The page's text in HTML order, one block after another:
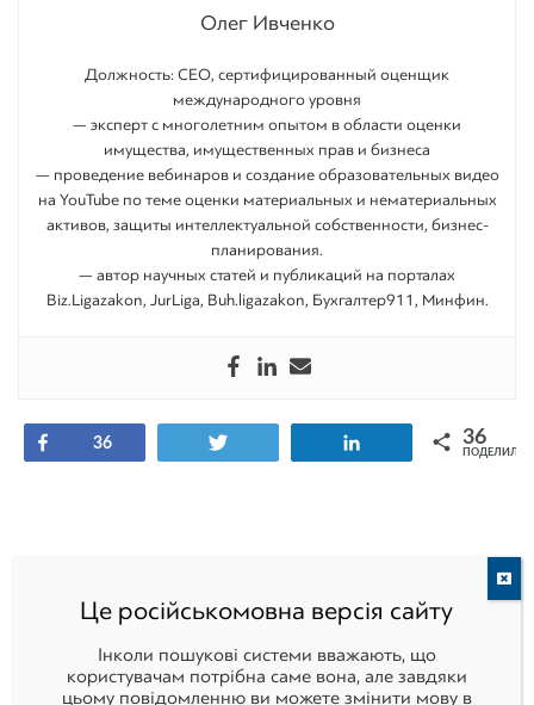
Олег Ивченко
Должность: СEO, сертифицированный оценщик
международного уровня
— эксперт с многолетним опытом в области оценки
имущества, имущественных прав и бизнеса
— проведение вебинаров и создание образовательных видео
на YouTube по теме оценки материальных и нематериальных
активов, защиты интеллектуальной собственности, бизнес-
планирования.
— автор научных статей и публикаций на порталах
Biz.Ligazakon, JurLiga, Buh.ligazakon, Бухгалтер911, Минфин.
Поделиться
36 Поделиться36
Ruslan
Це російськомовна версія сайту
Інколи пошукові системи вважають, що
користувачам потрібна саме вона, але завдяки
цьому повідомленню ви можете змінити мову в